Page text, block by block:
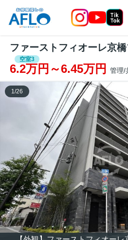
ファーストフィオーレ京
空室3
6.2万円～6.45万円 管理/
1 /26